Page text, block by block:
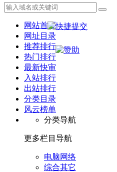
网站首页
网址目录
推荐排行
热门排行
最新快审
入站排行
出站排行
分类目录
风云榜单
分类导航
更多栏目导航
电脑网络
综合其它